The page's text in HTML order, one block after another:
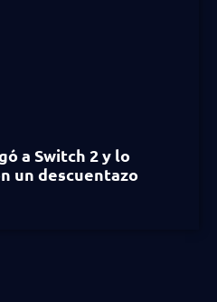
a Switch 2 y lo
un descuentazo